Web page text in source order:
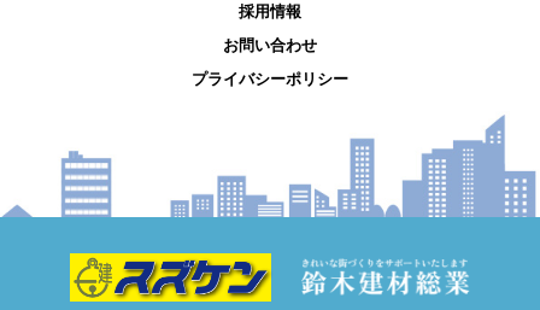
採用情報
お問い合わせ
プライバシーポリシー